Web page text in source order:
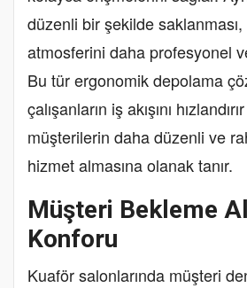
düzenli bir şekilde
atmosferini daha profesyonel
Bu tür ergonomik depolama
çalışanların iş akışını
müşterilerin daha düzenli ve
hizmet almasına olanak tanır.
Müşteri Bekleme
Konforu
Kuaför salonlarında müşteri